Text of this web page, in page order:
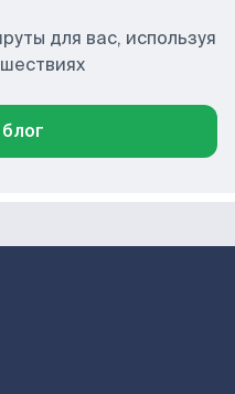
для вас, используя